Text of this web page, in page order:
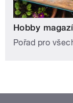
Hobby
Pořad pro